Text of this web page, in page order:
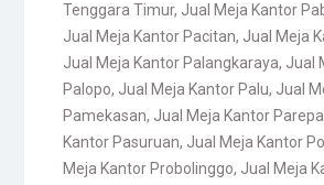
Tenggara Timur, Jual Meja Kantor
Jual Meja Kantor Pacitan, Jual Meja
Jual Meja Kantor Palangkaraya, Jual
Palopo, Jual Meja Kantor Palu, Jual
Pamekasan, Jual Meja Kantor
Kantor Pasuruan, Jual Meja Kantor
Meja Kantor Probolinggo, Jual Meja